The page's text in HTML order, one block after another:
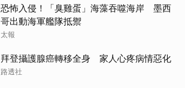
恐怖入侵！「臭雞蛋」海藻吞噬海岸 墨西
哥出動海軍艦隊抵禦
太報
拜登攝護腺癌轉移全身 家人心疼病情惡化
路透社